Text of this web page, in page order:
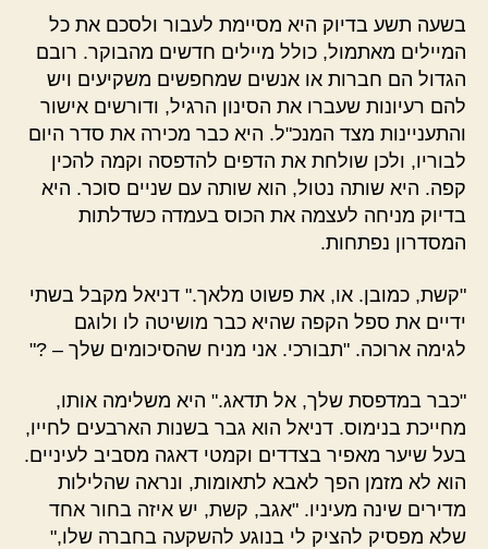
בשעה תשע בדיוק היא מסיימת לעבור ולסכם את כל
המיילים מאתמול, כולל מיילים חדשים מהבוקר. רובם
הגדול הם חברות או אנשים שמחפשים משקיעים ויש
להם רעיונות שעברו את הסינון הרגיל, ודורשים אישור
והתעניינות מצד המנכ"ל. היא כבר מכירה את סדר היום
לבוריו, ולכן שולחת את הדפים להדפסה וקמה להכין
קפה. היא שותה נטול, הוא שותה עם שניים סוכר. היא
בדיוק מניחה לעצמה את הכוס בעמדה כשדלתות
המסדרון נפתחות.
"קשת, כמובן. או, את פשוט מלאך." דניאל מקבל בשתי
ידיים את ספל הקפה שהיא כבר מושיטה לו ולוגם
לגימה ארוכה. "תבורכי. אני מניח שהסיכומים שלך – ?"
"כבר במדפסת שלך, אל תדאג." היא משלימה אותו,
מחייכת בנימוס. דניאל הוא גבר בשנות הארבעים לחייו,
בעל שיער מאפיר בצדדים וקמטי דאגה מסביב לעיניים.
הוא לא מזמן הפך לאבא לתאומות, ונראה שהלילות
מדירים שינה מעיניו. "אגב, קשת, יש איזה בחור אחד
שלא מפסיק להציק לי בנוגע להשקעה בחברה שלו,"